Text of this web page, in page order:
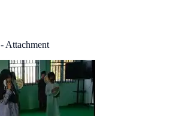
- Attachment